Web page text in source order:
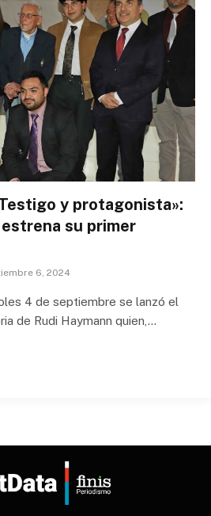
y protagonista»:
su primer
6, 2024
4 de septiembre se lanzó el
de Rudi Haymann quien,…